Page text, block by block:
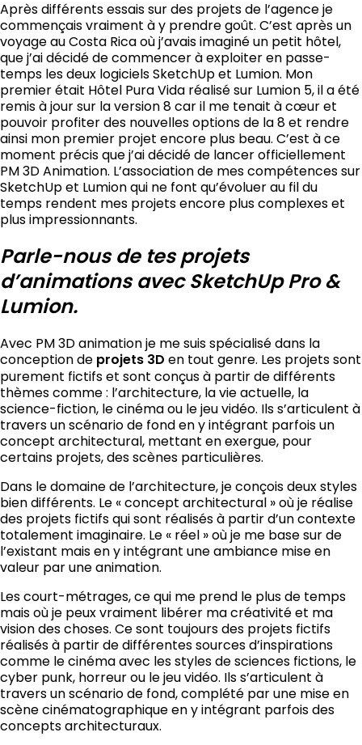
Après différents essais sur des projets de l’agence je
commençais vraiment à y prendre goût. C’est après un
voyage au Costa Rica où j’avais imaginé un petit hôtel,
que j’ai décidé de commencer à exploiter en passe-
temps les deux logiciels SketchUp et Lumion. Mon
premier était Hôtel Pura Vida réalisé sur Lumion 5, il a été
remis à jour sur la version 8 car il me tenait à cœur et
pouvoir profiter des nouvelles options de la 8 et rendre
ainsi mon premier projet encore plus beau. C’est à ce
moment précis que j’ai décidé de lancer officiellement
PM 3D Animation. L’association de mes compétences sur
SketchUp et Lumion qui ne font qu’évoluer au fil du
temps rendent mes projets encore plus complexes et
plus impressionnants.
Parle-nous de tes projets
d’animations avec SketchUp Pro &
Lumion.
Avec PM 3D animation je me suis spécialisé dans la
conception de projets 3D en tout genre. Les projets sont
purement fictifs et sont conçus à partir de différents
thèmes comme : l’architecture, la vie actuelle, la
science-fiction, le cinéma ou le jeu vidéo. Ils s’articulent à
travers un scénario de fond en y intégrant parfois un
concept architectural, mettant en exergue, pour
certains projets, des scènes particulières.
Dans le domaine de l’architecture, je conçois deux styles
bien différents. Le « concept architectural » où je réalise
des projets fictifs qui sont réalisés à partir d’un contexte
totalement imaginaire. Le « réel » où je me base sur de
l’existant mais en y intégrant une ambiance mise en
valeur par une animation.
Les court-métrages, ce qui me prend le plus de temps
mais où je peux vraiment libérer ma créativité et ma
vision des choses. Ce sont toujours des projets fictifs
réalisés à partir de différentes sources d’inspirations
comme le cinéma avec les styles de sciences fictions, le
cyber punk, horreur ou le jeu vidéo. Ils s’articulent à
travers un scénario de fond, complété par une mise en
scène cinématographique en y intégrant parfois des
concepts architecturaux.